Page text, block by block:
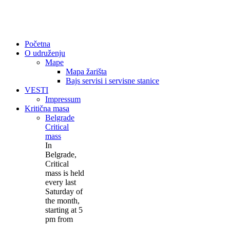
Početna
O udruženju
Mape
Mapa žarišta
Bajs servisi i servisne stanice
VESTI
Impressum
Kritična masa
Belgrade
Critical
mass
In
Belgrade,
Critical
mass is held
every last
Saturday of
the month,
starting at 5
pm from